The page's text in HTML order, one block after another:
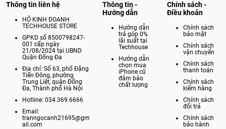
Thông tin liên hệ
HỘ KINH DOANH
TECHHOUSE STORE
GPKD số 8500798247-
001 cấp ngày
21/08/2024 tại UBND
Quận Đống Đa
Địa chỉ: Số 63, phố Đặng
Tiến Đông, phường
Trung Liệt, quận Đống
Đa, Thành phố Hà Nội
Hotline: 034.369.6666
Email:
tranngocanh21695@gm
ail.com
Thông tin -
Hướng dẫn
Hướng dẫn
trả góp 0%
lãi suất tại
Techhouse
Hướng dẫn
chọn mua
iPhone cũ
đảm bảo
chất lượng
Chính sách -
Điều khoản
Chính sách
bảo mật
Chính sách
vận chuyển
Chính sách
thanh toán
Chính sách
kiểm hàng
Chính sách
đổi trả
Chính sách
bảo hành